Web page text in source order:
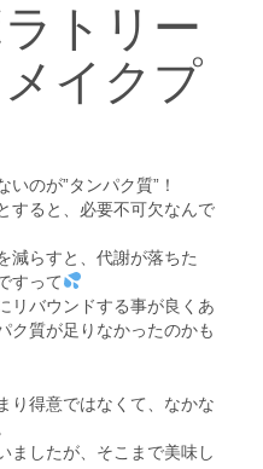
トリー
イクプ
のが”タンパク質”！
すると、必要不可欠なんで
減らすと、代謝が落ちた
すって
リバウンドする事が良くあ
ク質が足りなかったのかも
り得意ではなくて、なかな
したが、そこまで美味し